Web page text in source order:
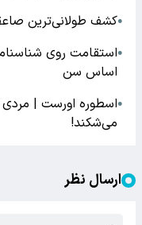
●کشف طولانی‌ترین
●استقامت روی
اساس سن
●اسطوره اورست | مردی
می‌شکند!
ارسال نظر